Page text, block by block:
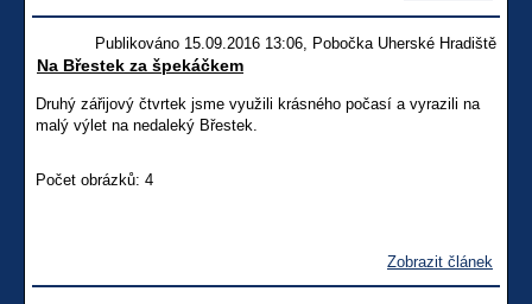
Publikováno 15.09.2016 13:06, Pobočka Uherské Hradiště
Na Břestek za špekáčkem
Druhý zářijový čtvrtek jsme využili krásného počasí a vyrazili na
malý výlet na nedaleký Břestek.
Počet obrázků: 4
Zobrazit článek